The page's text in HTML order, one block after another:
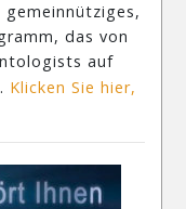
das von
auf
Klicken Sie hier,